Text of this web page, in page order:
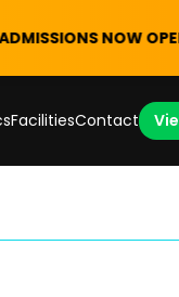
OPEN– FORM V
FacilitiesContact